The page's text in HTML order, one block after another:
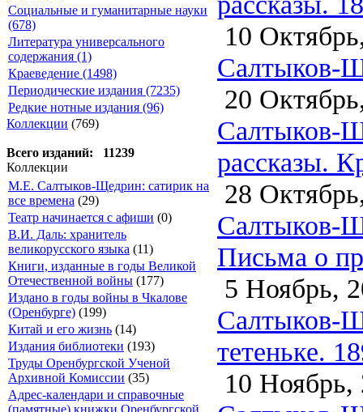
Социальные и гуманитарные науки
(678)
Литература универсального
содержания (1)
Краеведение (1498)
Периодические издания (7235)
Редкие нотные издания (96)
Коллекции (769)
Всего изданий: 11239
Коллекции
М.Е. Салтыков-Щедрин: сатирик на
все времена (29)
Театр начинается с афиши (0)
В.И. Даль: хранитель
великорусского языка (11)
Книги, изданные в годы Великой
Отечественной войны (177)
Издано в годы войны в Чкалове
(Оренбурге) (199)
Китай и его жизнь (14)
Издания библиотеки (193)
Труды Оренбургской Ученой
Архивной Комиссии (35)
Адрес-календари и справочные
(памятные) книжки Оренбургской
10
Салтыков-
20
Салтыков-
рассказы.
28
Салтыков-
Письма о
5 Ноябрь,
Салтыков-
тетеньке.
10 Ноябрь,